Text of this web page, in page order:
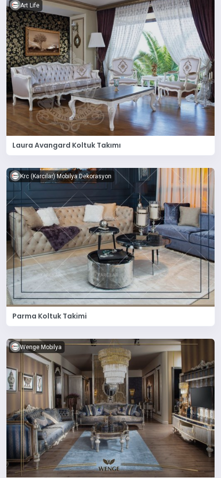
Art Life
Laura Avangard Koltuk Takımı
Krc (Karcılar) Mobilya Dekorasyon
Parma Koltuk Takimi
Wenge Mobilya